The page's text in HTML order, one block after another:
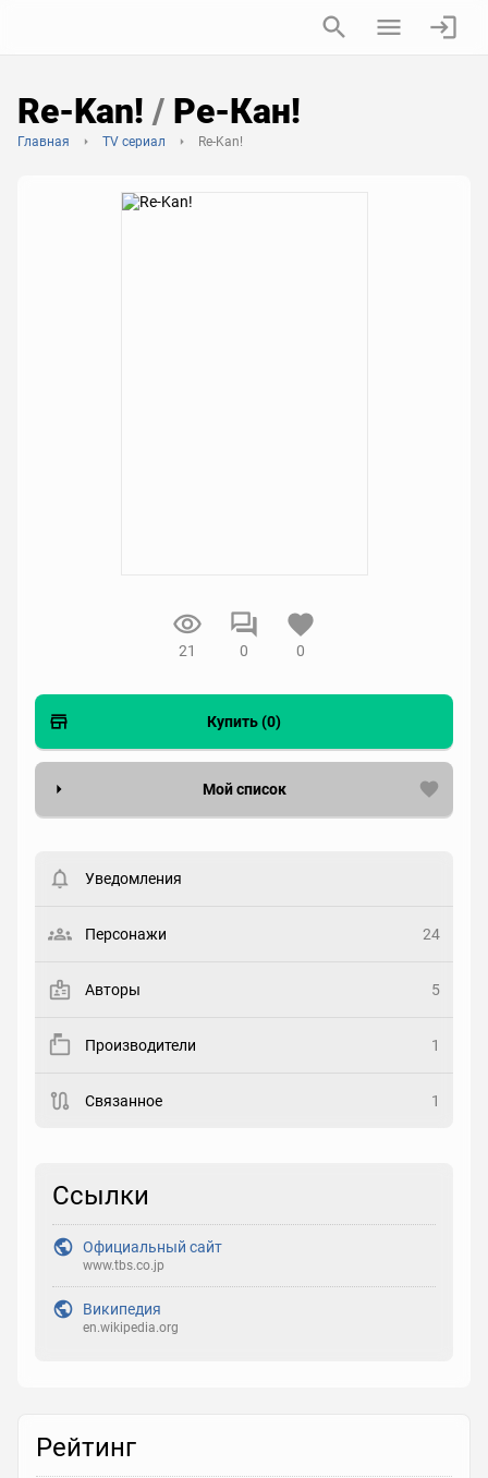
Re-Kan! / Ре-Кан!
Главная TV сериал Re-Kan!
21 0 0
Купить (0)
Мой список
Статус
Рейтинг
Реакция
Уведомления
Персонажи 24
Авторы 5
Производители 1
Связанное 1
Ссылки
Официальный сайт
www.tbs.co.jp
Википедия
en.wikipedia.org
Рейтинг